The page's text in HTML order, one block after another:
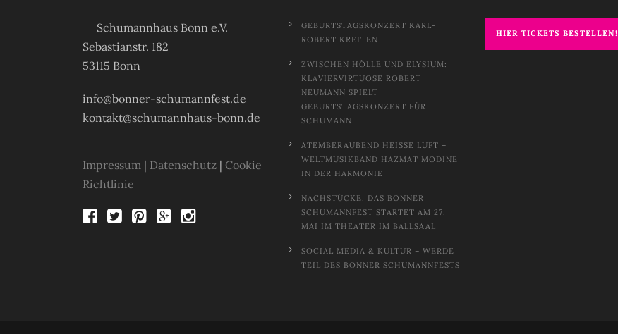
Schumannhaus Bonn e.V.
Sebastianstr. 182
53115 Bonn
info@bonner-schumannfest.de
kontakt@schumannhaus-bonn.de
Impressum | Datenschutz | Cookie
Richtlinie
GEBURTSTAGSKONZERT KARL-
ROBERT KREITEN
ZWISCHEN HÖLLE UND ELYSIUM:
KLAVIERVIRTUOSE ROBERT
NEUMANN SPIELT
GEBURTSTAGSKONZERT FÜR
SCHUMANN
ATEMBERAUBEND HEISSE LUFT – W
ELTMUSIKBAND HAZMAT MODINE I
N DER HARMONIE
NACHSTÜCKE. DAS BONNER
SCHUMANNFEST STARTET AM 27.
MAI IM THEATER IM BALLSAAL
SOCIAL MEDIA & KULTUR – WERDE
TEIL DES BONNER SCHUMANNFESTS
HIER TICKETS BESTELLEN!